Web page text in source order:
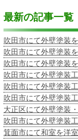
最新の記事一覧
吹田市にて外壁塗装
吹田市にて外壁塗装
吹田市にて外壁塗装
吹田市にて外壁塗装
吹田市にて外壁塗装
吹田市にて外壁塗装
大正区にて外壁塗装
吹田市にて外壁塗装
箕面市にて和室を洋